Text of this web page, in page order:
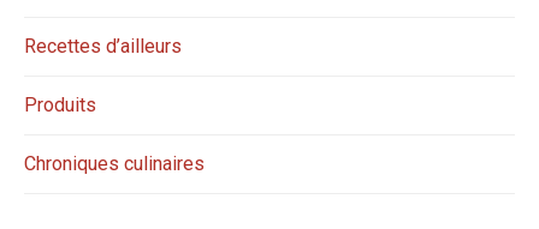
Recettes d’ailleurs
Produits
Chroniques culinaires